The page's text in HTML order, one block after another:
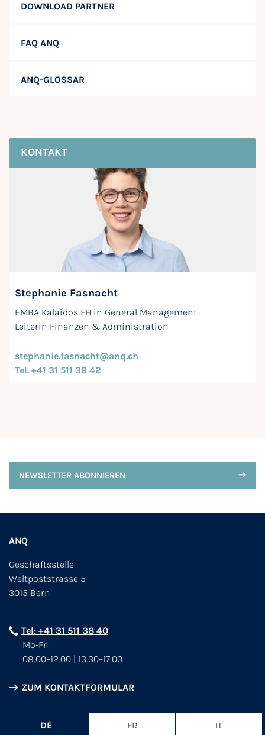
DOWNLOAD PARTNER
FAQ ANQ
ANQ-GLOSSAR
KONTAKT
Stephanie Fasnacht
EMBA Kalaidos FH in General Management
Leiterin Finanzen & Administration
stephanie.fasnacht@anq.ch
Tel. +41 31 511 38 42
NEWSLETTER ABONNIEREN
ANQ
Geschäftsstelle
Weltpoststrasse 5
3015 Bern
Tel: +41 31 511 38 40
Mo-Fr:
08.00–12.00 | 13.30–17.00
ZUM KONTAKTFORMULAR
DE FR IT